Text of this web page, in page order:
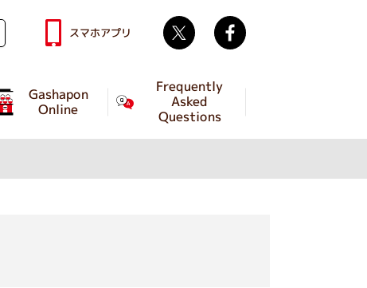
Gashapon
Online
Frequently
Asked
Questions
スマホアプリ Twitter